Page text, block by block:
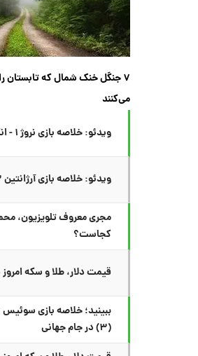
۷ جنگل خنک شمال که تابستان
می‌کنند
ویدئو: خلاصه بازی نروژ ۱ - انگلیس ۲
ویدئو: خلاصه بازی آرژانتین ۳ - سوئیس ۱
مجری معروف تلویزیون،
کجاست؟
قیمت دلار، طلا و سکه امروز شنبه
(۳) در جام جهانی